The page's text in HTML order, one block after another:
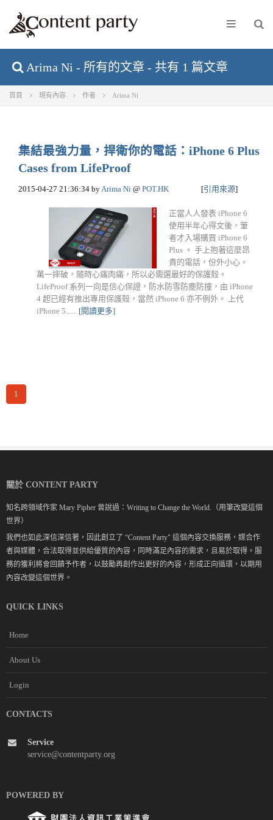
Arima Ni - 所有的文章 - 共有 1 篇文章
首頁 現有內容 作者 Arima Ni
集結最強力量，捍衛你的電話：iPhone 6 Plus
Cases from LifeProof
2015-04-27 21:36:34 byArima Ni @ POT.HK [引用來源]
正當人人發表 iPhone 6
使用半年心得文後，筆
者才入場購買 iPhone 6
Plus 。 手上抱著這麼昂
貴的電話，份外小心。
萬一摔破，隨時心痛肉痛，所以必需選最好的保護殼。
LifeProof 系列一向是信心保證，防水防雪防塵防撞，由 iPhone
4 起已經有推出專用保護殻，當然 iPhone 6 亦不例外。 上代
iPhone 5...... [閱讀更多]
1
關於 CONTENT PARTY
知名跨領域作家 Mary Pipher 曾說過：Writing to Change the World.（用筆改變這個
世界）
我們也如此深信深信著，因此創立了 “Content Party" 這個內容交換服務，媒合作
者與媒體，合法取得並供給優質的內容，同時滿足內容的需求，且易於取得。服
務的獲利將會回饋予作者，以鼓勵再創作出更好的內容，形成正向循環，以期用
內容改變這個世界。
QUICK LINKS
Home
About Us
Login
CONTACTS
Service
service@contentparty.org
POWERED BY